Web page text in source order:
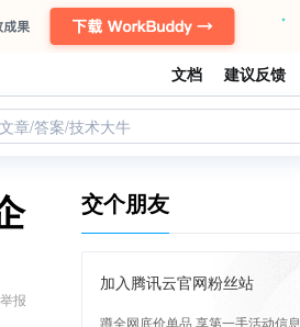
文档 建议反馈
文章/答案/技术大牛
举报
交个朋友
加入腾讯云官网粉丝站
蹲全网底价单品 享第一手活动信息